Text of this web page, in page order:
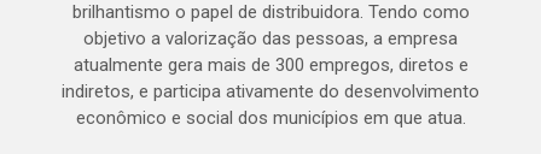
brilhantismo o papel de distribuidora. Tendo como
objetivo a valorização das pessoas, a empresa
atualmente gera mais de 300 empregos, diretos e
indiretos, e participa ativamente do desenvolvimento
econômico e social dos municípios em que atua.